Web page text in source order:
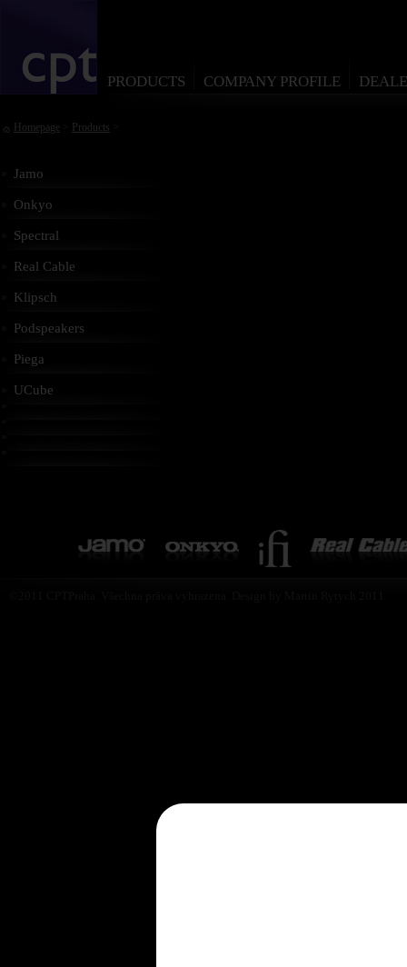
PRODUCTS COMPANY PROFILE
Homepage Products
Jamo
Onkyo
Spectral
Real Cable
Klipsch
Podspeakers
Piega
UCube